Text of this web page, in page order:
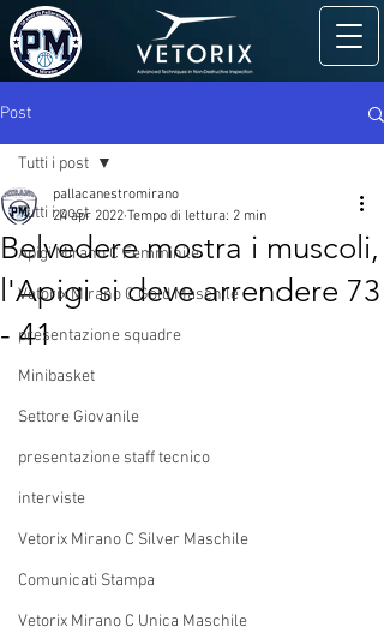
Post
Tutti i post
Apigi Mirano C Femminile
Vetorix Mirano C Gold Maschile
presentazione squadre
Minibasket
Settore Giovanile
presentazione staff tecnico
interviste
Vetorix Mirano C Silver Maschile
Comunicati Stampa
Vetorix Mirano C Unica Maschile
Tutti i post
Belvedere mostra i muscoli,
l'Apigi si deve arrendere 73
- 41
pallacanestromirano
24 apr 2022 Tempo di lettura: 2 min